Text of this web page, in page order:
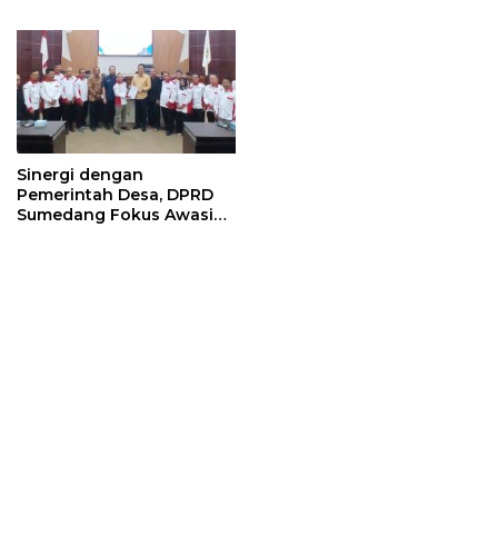
Sinergi dengan
Pemerintah Desa, DPRD
Sumedang Fokus Awasi